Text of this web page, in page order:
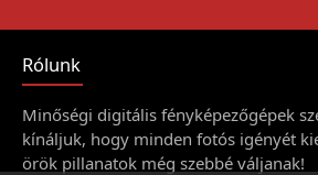
Rólunk
Minőségi digitális fényképezőgépek
kínáljuk, hogy minden fotós igényét
örök pillanatok még szebbé váljanak!